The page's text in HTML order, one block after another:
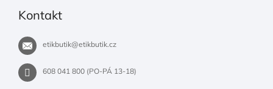
Kontakt
etikbutik@etikbutik.cz
608 041 800 (PO-PÁ 13-18)